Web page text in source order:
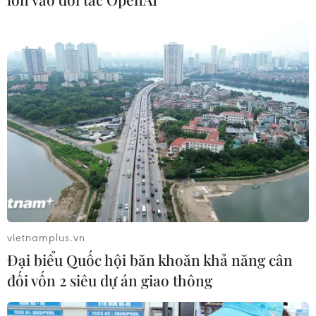
Phát động giải báo chí toàn quốc "Vì
2026
04/08/2026 12:36
Hành trình đưa hát bội 'chạm' đến
giới trẻ ở Thành phố Hồ Chí Minh
04/08/2026 07:35
NSND Trịnh Thúy Mùi tái đắc cử Chủ
tịch Hội Nghệ sỹ Sân khấu Việt Nam
04/08/2026 06:35
Trưng bày tư liệu “Chủ tịch Hồ Chí
vietnamplus.vn
Đại biểu Quốc hội băn khoăn khả năng cân
đối vốn 2 siêu dự án giao thông